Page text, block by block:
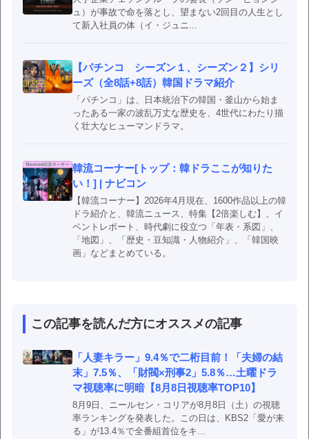
ュ）が事故で命を落とし、望まない2回目の人生とし
て新入社員の体（イ・ジュニ...
【パチンコ シーズン１、シーズン２】シリ
ーズ（全8話+8話）韓国ドラマ紹介
「パチンコ」は、日本統治下の韓国・釜山から始ま
ったある一家の波乱万丈な歴史を、4世代にわたり描
く壮大なヒューマンドラマ。
韓流コーナー[トップ：韓ドラここが知りた
い！] | ナビコン
【韓流コーナー】2026年4月現在、1600作品以上の韓
ドラ紹介と、韓流ニュース、特集【2倍楽しむ】、イ
ベントレポート、時代劇に役立つ「年表・系図」、
「地図」、「歴史・豆知識・人物紹介」、「韓国映
画」などまとめている。
この記事を読んだ方にオススメの記事
「人妻キラー」9.4％で二桁目前！「夫婦の結
末」7.5％、「財閥×刑事2」5.8％…土曜ドラ
マ視聴率に明暗【8月8日視聴率TOP10】
8月9日、ニールセン・コリアが8月8日（土）の視聴
率ランキングを発表した。この日は、KBS2「愛が来
る」が13.4％で全番組首位をキ...